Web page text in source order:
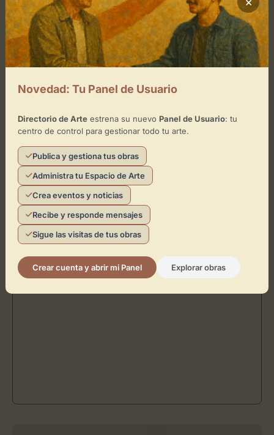
Viernes
de 18:00 - 21:00
Domingo
Casa Amarilla
Cómo llegar
Novedad: Tu Panel de Usuario
Directorio de Arteestrena su nuevo Panel de Usuario: tu
centro de control para gestionar todo tu arte.
Publica y gestiona tus obras
Administra tu Espacio de Arte
Crea eventos y noticias
Recibe y responde mensajes
Sigue las visitas de tus obras
Crear cuenta y abrir mi Panel Explorar obras